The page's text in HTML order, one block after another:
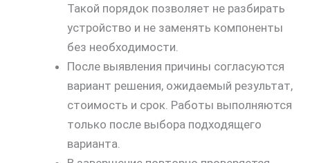
Такой порядок позволяет не разбирать
устройство и не заменять компоненты
без необходимости.
После выявления причины согласуются
вариант решения, ожидаемый результат,
стоимость и срок. Работы выполняются
только после выбора подходящего
варианта.
скидку
30%